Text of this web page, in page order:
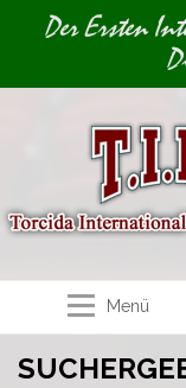
Image 01Der Ersten
Menü